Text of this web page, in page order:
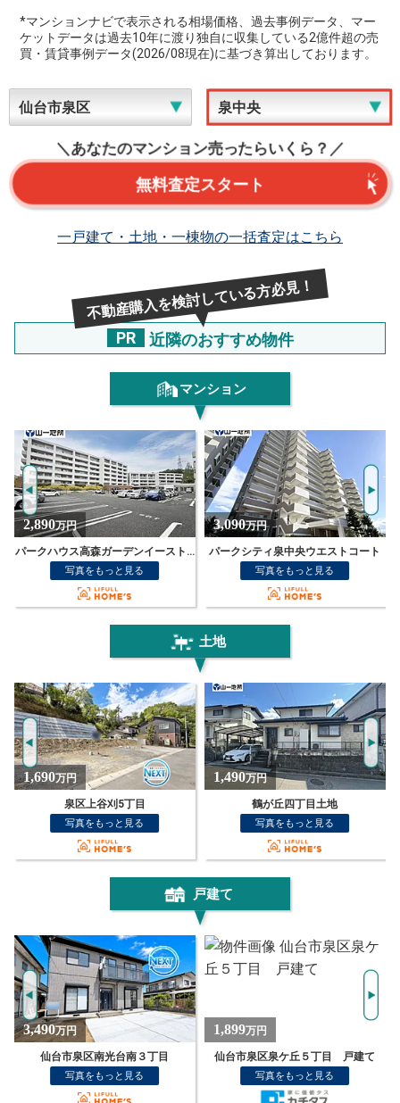
*マンションナビで表示される相場価格、過去事例データ、マー
ケットデータは過去10年に渡り独自に収集している2億件超の売
買・賃貸事例データ(2026/08現在)に基づき算出しております。
＼あなたのマンション売ったらいくら？／
無料査定スタート
一戸建て・土地・一棟物の一括査定はこちら
不動産購入を検討している方必見！
PR 近隣のおすすめ物件
マンション
3,090万円
パークシティ泉中央ウエストコート
写真をもっと見る
2,590万円
ロイヤルパレス泉中央III
写真をもっと見る
土地
1,490万円
鶴が丘四丁目土地
写真をもっと見る
1,890万円
泉区上谷刈5丁目
写真をもっと見る
戸建て
1,899万円
仙台市泉区泉ケ丘５丁目 戸建て
写真をもっと見る
2,998万円
中古戸建 泉区北中山1丁目2 1棟
写真をもっと見る